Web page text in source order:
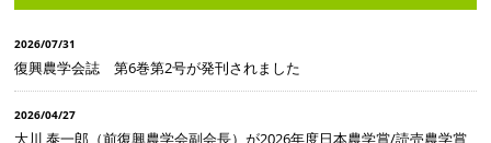
2026/07/31
復興農学会誌 第6巻第2号が発刊されました
2026/04/27
大川 泰一郎（前復興農学会副会長）が2026年度日本農学賞/読売農学賞